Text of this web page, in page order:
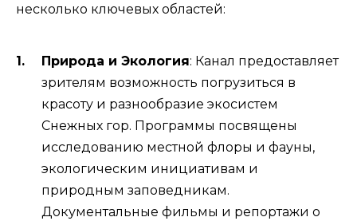
несколько ключевых областей:
Природа и Экология: Канал предоставляет
зрителям возможность погрузиться в
красоту и разнообразие экосистем
Снежных гор. Программы посвящены
исследованию местной флоры и фауны,
экологическим инициативам и
природным заповедникам.
Документальные фильмы и репортажи о